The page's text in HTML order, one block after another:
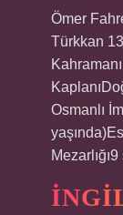
Ömer
Türkkan
Osmanlı